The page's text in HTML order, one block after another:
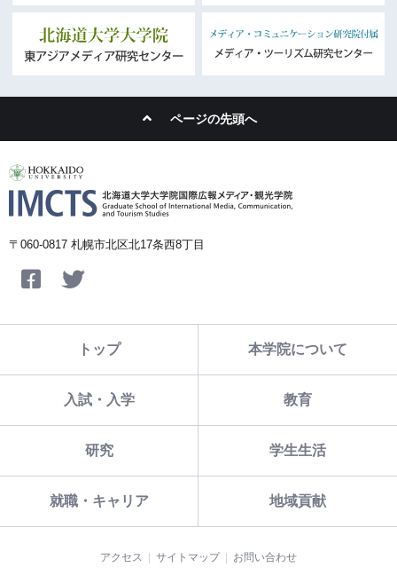
ページの先頭へ
〒060-0817 札幌市北区北17条西8丁目
Facebook
トップ 本学院について
入試・入学 教育
研究 学生生活
就職・キャリア 地域貢献
アクセス サイトマップ お問い合わせ